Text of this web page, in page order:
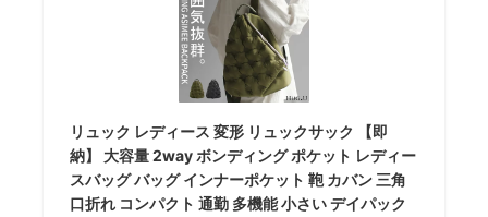
リュック レディース 変形 リュックサック 【即
納】 大容量 2way ボンディング ポケット レディー
スバッグ バッグ インナーポケット 鞄 カバン 三角
口折れ コンパクト 通勤 多機能 小さい デイパック